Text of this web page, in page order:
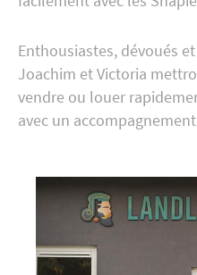
Enthousiastes, dévoués
Joachim et Victoria
vendre ou louer
avec un